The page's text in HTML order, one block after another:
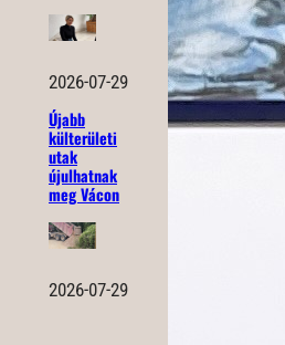
2026-07-29
Újabb
külterületi
utak
újulhatnak
meg Vácon
2026-07-29